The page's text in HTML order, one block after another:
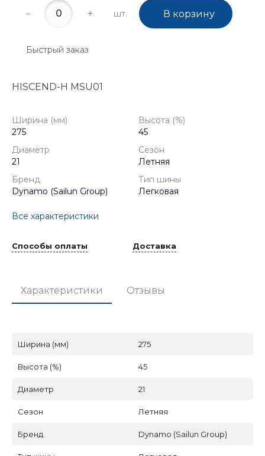
- + шт. В корзину
Быстрый заказ
HISCEND-H MSU01
Ширина (мм)
275
Высота (%)
45
Диаметр
21
Сезон
Летняя
Бренд
Dynamo (Sailun Group)
Тип шины
Легковая
Все характеристики
Способы оплаты Доставка
Характеристики Отзывы
Ширина (мм) 275
Высота (%) 45
Диаметр 21
Сезон Летняя
Бренд Dynamo (Sailun Group)